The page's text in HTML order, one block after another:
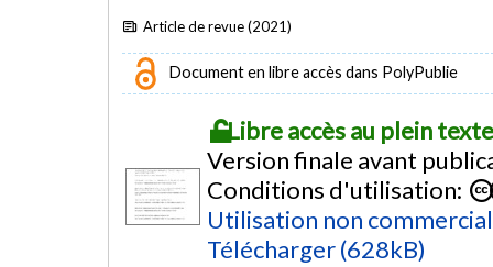
Article de revue (2021)
Document en libre accès dans PolyPublie
Libre accès au plein
Version finale avant
Conditions d'utilisation:
Utilisation non
Télécharger (628kB)